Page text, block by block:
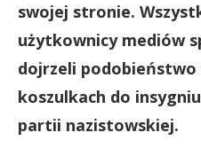
swojej stronie.
użytkownicy mediów
dojrzeli podobieństwo
koszulkach do
partii nazistowskiej.